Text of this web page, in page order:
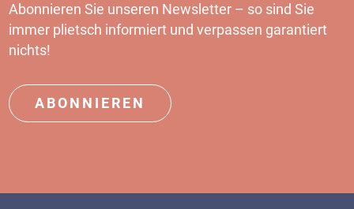
Abonnieren Sie unseren Newsletter – so sind Sie
immer plietsch informiert und verpassen garantiert
nichts!
ABONNIEREN